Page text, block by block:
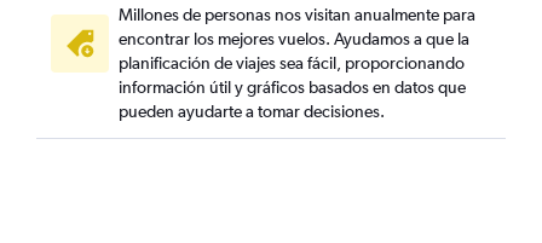
Millones de personas nos visitan anualmente para
encontrar los mejores vuelos. Ayudamos a que la
planificación de viajes sea fácil, proporcionando
información útil y gráficos basados en datos que
pueden ayudarte a tomar decisiones.